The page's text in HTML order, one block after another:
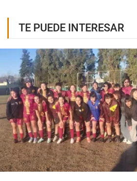
TE PUEDE INTERESAR